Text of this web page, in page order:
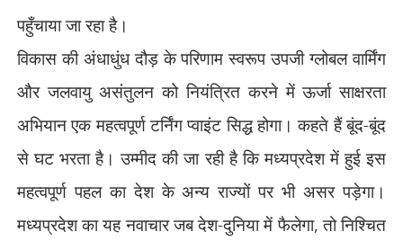
पहुँचाया जा रहा है।
विकास की अंधाधुंध दौड़ के परिणाम स्वरूप उपजी ग्लोबल वार्मिंग
और जलवायु असंतुलन को नियंत्रित करने में ऊर्जा साक्षरता
अभियान एक महत्वपूर्ण टर्निंग प्वाइंट सिद्ध होगा। कहते हैं बूंद-बूंद
से घट भरता है। उम्मीद की जा रही है कि मध्यप्रदेश में हुई इस
महत्वपूर्ण पहल का देश के अन्य राज्यों पर भी असर पड़ेगा।
मध्यप्रदेश का यह नवाचार जब देश-दुनिया में फैलेगा,तो निश्चित